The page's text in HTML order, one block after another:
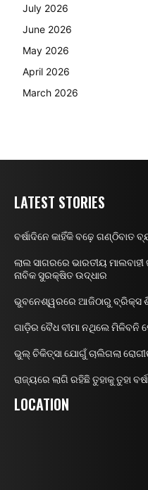
July 2026
June 2026
May 2026
April 2026
March 2026
LATEST STORIES
ବର୍ଷାଦିନେ କାହିଁକି ବଢ଼େ ଗଣ୍ଠିବାତ
ଲାଲ ସାଗରରେ ଭାରତୀୟ
ନାବିକ ସୁରକ୍ଷିତ ଉଦ୍ଧାର
ଭୁବନେଶ୍ୱରରେ ଆଜିଠାରୁ ବ୍ରିକ୍ସ
ଗାଡ଼ିର ବୈଧ ବୀମା ନଥିଲେ ମିଳିବନି
ଭୁଲ୍ ଚିକିତ୍ସା ଯୋଗୁଁ ଚାଲିଗଲା
ରାଜ୍ୟରେ ଲାଗି ରହିଛି ତୁହାକୁ ତୁହା
LOCATION